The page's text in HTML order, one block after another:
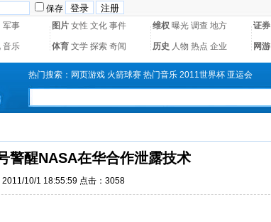
保存
军事 图片 女性 文化 事件 维权 曝光 调查 地方 证券
音乐 体育 文学 探索 奇闻 历史 人物 热点 企业 网游
热门搜索： 网页游戏 火箭球赛 热门音乐 2011世界杯 亚运会
警醒NASA在华合作泄露技术
2011/10/1 18:55:59 点击：3058